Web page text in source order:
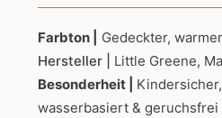
Farbton |
Gedeckter,
Hersteller | Little Greene,
Besonderheit |
wasserbasiert & geruchsfrei